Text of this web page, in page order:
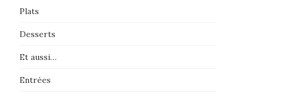
Plats
Desserts
Et aussi…
Entrées